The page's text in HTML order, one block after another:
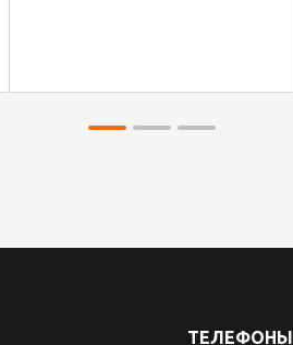
ТЕЛЕФОНЫ